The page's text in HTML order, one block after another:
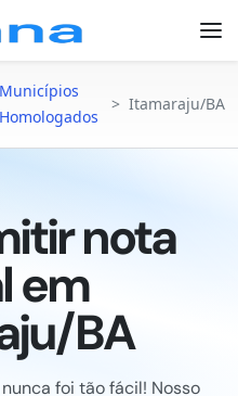
Municípios
Homologados
> Itamaraju/BA
nota
em
BA
nunca foi tão fácil! Nosso